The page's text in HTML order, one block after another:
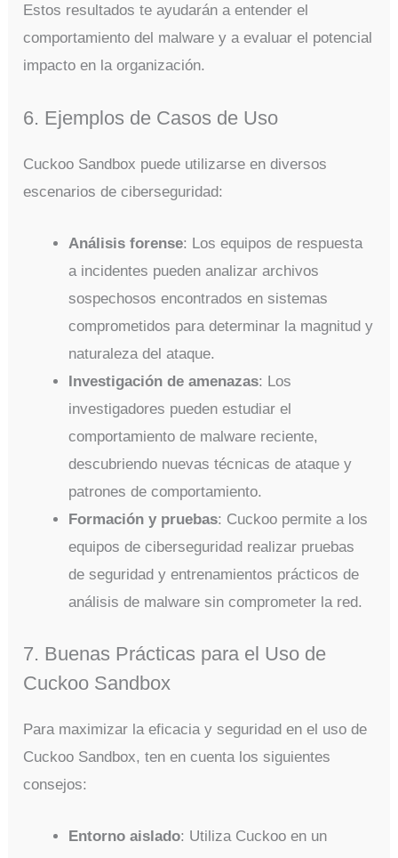
Estos resultados te ayudarán a entender el
comportamiento del malware y a evaluar el potencial
impacto en la organización.
6. Ejemplos de Casos de Uso
Cuckoo Sandbox puede utilizarse en diversos
escenarios de ciberseguridad:
Análisis forense: Los equipos de respuesta
a incidentes pueden analizar archivos
sospechosos encontrados en sistemas
comprometidos para determinar la magnitud y
naturaleza del ataque.
Investigación de amenazas: Los
investigadores pueden estudiar el
comportamiento de malware reciente,
descubriendo nuevas técnicas de ataque y
patrones de comportamiento.
Formación y pruebas: Cuckoo permite a los
equipos de ciberseguridad realizar pruebas
de seguridad y entrenamientos prácticos de
análisis de malware sin comprometer la red.
7. Buenas Prácticas para el Uso de
Cuckoo Sandbox
Para maximizar la eficacia y seguridad en el uso de
Cuckoo Sandbox, ten en cuenta los siguientes
consejos:
Entorno aislado: Utiliza Cuckoo en un